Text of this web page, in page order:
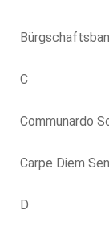
C
Communardo
Carpe Diem
D